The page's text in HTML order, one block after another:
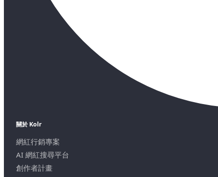
關於 Kolr
網紅行銷專案
AI 網紅搜尋平台
創作者計畫